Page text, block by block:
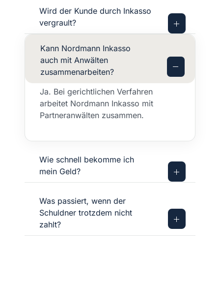
Wird der Kunde durch Inkasso
vergrault?
Kann Nordmann Inkasso
auch mit Anwälten
zusammenarbeiten?
Ja. Bei gerichtlichen Verfahren
arbeitet Nordmann Inkasso mit
Partneranwälten zusammen.
Wie schnell bekomme ich
mein Geld?
Was passiert, wenn der
Schuldner trotzdem nicht
zahlt?